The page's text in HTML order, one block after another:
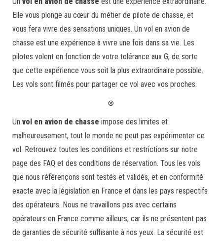
Elle vous plonge au cœur du métier de pilote de chasse, et
vous fera vivre des sensations uniques. Un vol en avion de
chasse est une expérience à vivre une fois dans sa vie. Les
pilotes volent en fonction de votre tolérance aux G, de sorte
que cette expérience vous soit la plus extraordinaire possible.
Les vols sont filmés pour partager ce vol avec vos proches.
⊗
Un vol en avion de chasse impose des limites et
malheureusement, tout le monde ne peut pas expérimenter ce
vol. Retrouvez toutes les conditions et restrictions sur notre
page des FAQ et des conditions de réservation. Tous les vols
que nous référençons sont testés et validés, et en conformité
exacte avec la législation en France et dans les pays respectifs
des opérateurs. Nous ne travaillons pas avec certains
opérateurs en France comme ailleurs, car ils ne présentent pas
de garanties de sécurité suffisante à nos yeux. La sécurité est